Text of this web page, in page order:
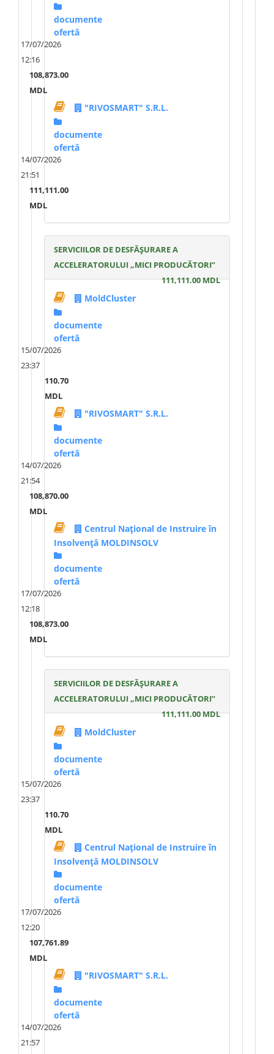
documente
ofertă
17/07/2026
12:16
108,873.00
MDL
"RIVOSMART" S.R.L.
documente
ofertă
14/07/2026
21:51
111,111.00
MDL
SERVICIILOR DE DESFĂȘURARE A
ACCELERATORULUI „MICI PRODUCĂTORI”
111,111.00 MDL
MoldCluster
documente
ofertă
15/07/2026
23:37
110.70
MDL
"RIVOSMART" S.R.L.
documente
ofertă
14/07/2026
21:54
108,870.00
MDL
Centrul Național de Instruire în
Insolvență MOLDINSOLV
documente
ofertă
17/07/2026
12:18
108,873.00
MDL
SERVICIILOR DE DESFĂȘURARE A
ACCELERATORULUI „MICI PRODUCĂTORI”
111,111.00 MDL
MoldCluster
documente
ofertă
15/07/2026
23:37
110.70
MDL
Centrul Național de Instruire în
Insolvență MOLDINSOLV
documente
ofertă
17/07/2026
12:20
107,761.89
MDL
"RIVOSMART" S.R.L.
documente
ofertă
14/07/2026
21:57